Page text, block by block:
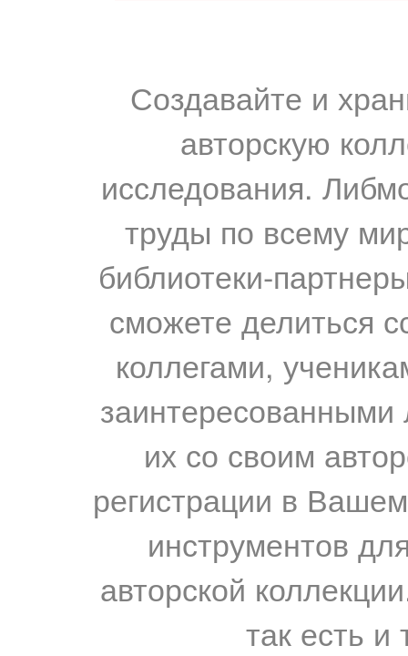
Создавайте и
авторскую
исследования.
труды по всему
библиотеки-
сможете делиться
коллегами,
их со своим
регистрации в
инструментов
авторской
так есть и